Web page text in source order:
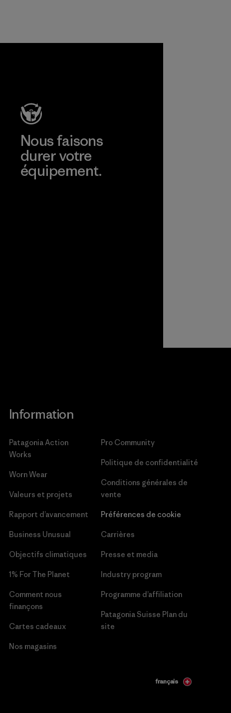
Nous faisons
durer votre
équipement.
Information
Patagonia Action
Works
Worn Wear
Valeurs et projets
Rapport d’avancement
Business Unusual
Objectifs climatiques
1% For The Planet
Comment nous
finançons
Cartes cadeaux
Nos magasins
Pro Community
Politique de confidentialité
Conditions générales de
vente
Préférences de cookie
Carrières
Presse et media
Industry program
Programme d’affiliation
Patagonia Suisse Plan du
site
français